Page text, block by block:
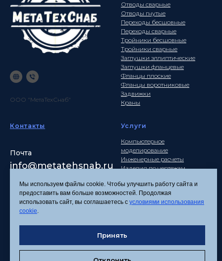
ООО "МетаТехСнаб"
Отводы сварные
Отводы гнутые
Переходы бесшовные
Переходы сварные
Тройники бесшовные
Тройники сварные
Заглушки эллиптические
Заглушки фланцевые
Фланцы плоские
Фланцы воротниковые
Задвижки
Краны
Контакты
Почта
info@metatehsnab.ru
Услуги
Компьютерное
моделирование
Инженерные расчеты
Изделия по чертежам
Политика
Согласие на обработку
персональных данных
Соглашение об
Мы используем файлы cookie. Чтобы улучшить работу сайта и
предоставить вам больше возможностей. Продолжая
использовать сайт, вы соглашаетесь с условиями использования
cookie.
Принять